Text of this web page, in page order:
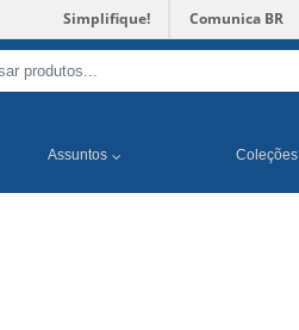
Simplifique! Comunica BR
Assuntos Coleções